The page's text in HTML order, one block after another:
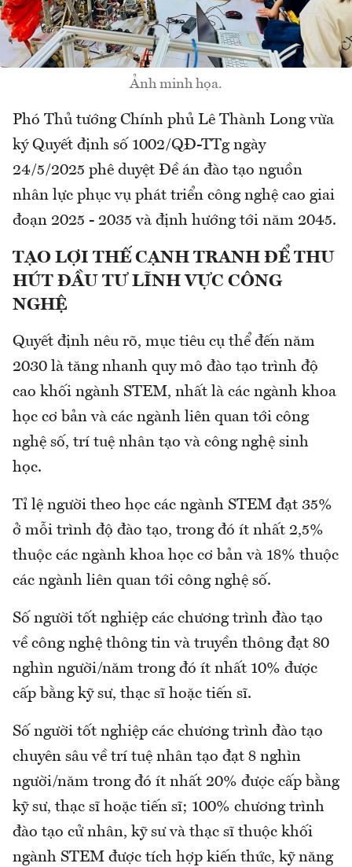
Ảnh minh họa.
Phó Thủ tướng Chính phủ Lê Thành Long vừa
ký Quyết định số 1002/QĐ-TTg ngày
24/5/2025 phê duyệt Đề án đào tạo nguồn
nhân lực phục vụ phát triển công nghệ cao giai
đoạn 2025 - 2035 và định hướng tới năm 2045.
TẠO LỢI THẾ CẠNH TRANH ĐỂ THU
HÚT ĐẦU TƯ LĨNH VỰC CÔNG
NGHỆ
Quyết định nêu rõ, mục tiêu cụ thể đến năm
2030 là tăng nhanh quy mô đào tạo trình độ
cao khối ngành STEM, nhất là các ngành khoa
học cơ bản và các ngành liên quan tới công
nghệ số, trí tuệ nhân tạo và công nghệ sinh
học.
Tỉ lệ người theo học các ngành STEM đạt 35%
ở mỗi trình độ đào tạo, trong đó ít nhất 2,5%
thuộc các ngành khoa học cơ bản và 18% thuộc
các ngành liên quan tới công nghệ số.
Số người tốt nghiệp các chương trình đào tạo
về công nghệ thông tin và truyền thông đạt 80
nghìn người/năm trong đó ít nhất 10% được
cấp bằng kỹ sư, thạc sĩ hoặc tiến sĩ.
Số người tốt nghiệp các chương trình đào tạo
chuyên sâu về trí tuệ nhân tạo đạt 8 nghìn
người/năm trong đó ít nhất 20% được cấp bằng
kỹ sư, thạc sĩ hoặc tiến sĩ; 100% chương trình
đào tạo cử nhân, kỹ sư và thạc sĩ thuộc khối
ngành STEM được tích hợp kiến thức, kỹ năng